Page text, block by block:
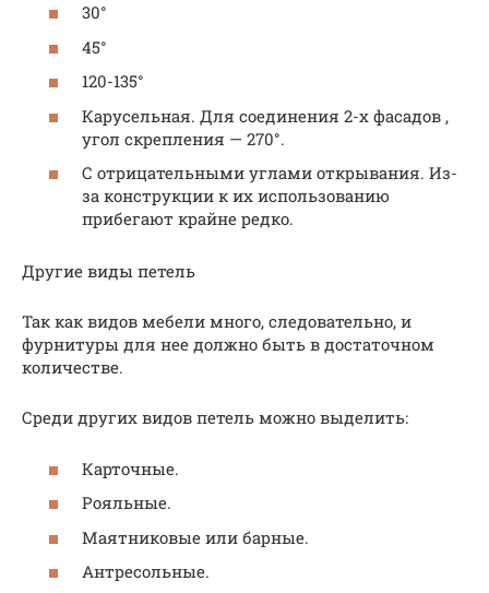
30°
45°
120-135°
Карусельная. Для соединения 2-х фасадов ,
угол скрепления — 270°.
С отрицательными углами открывания. Из-
за конструкции к их использованию
прибегают крайне редко.
Другие виды петель
Так как видов мебели много, следовательно, и
фурнитуры для нее должно быть в достаточном
количестве.
Среди других видов петель можно выделить:
Карточные.
Рояльные.
Маятниковые или барные.
Антресольные.